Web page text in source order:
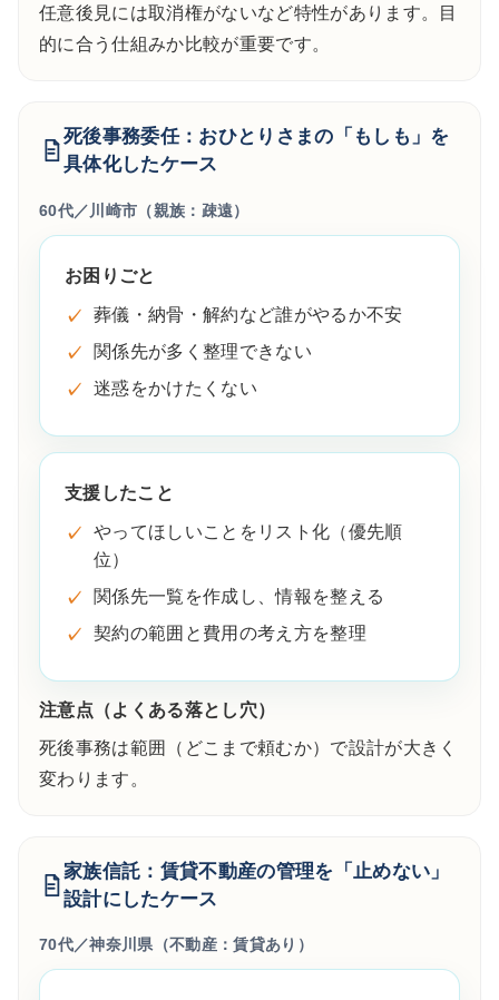
任意後見には取消権がないなど特性があります。目
的に合う仕組みか比較が重要です。
死後事務委任：おひとりさまの「もしも」を
具体化したケース
60代／川崎市（親族：疎遠）
お困りごと
葬儀・納骨・解約など誰がやるか不安
関係先が多く整理できない
迷惑をかけたくない
支援したこと
やってほしいことをリスト化（優先順
位）
関係先一覧を作成し、情報を整える
契約の範囲と費用の考え方を整理
注意点（よくある落とし穴）
死後事務は範囲（どこまで頼むか）で設計が大きく
変わります。
家族信託：賃貸不動産の管理を「止めない」
設計にしたケース
70代／神奈川県（不動産：賃貸あり）